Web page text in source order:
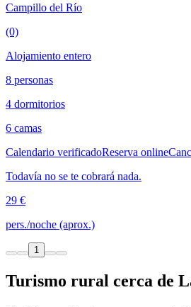
Campillo del Río
(0)
Alojamiento entero
8 personas
4 dormitorios
6 camas
Calendario verificadoReserva online
Todavía no se te cobrará nada.
29 €
pers./noche (aprox.)
1
Turismo rural cerca de